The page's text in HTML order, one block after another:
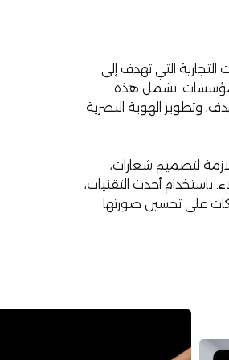
التي تهدف إلى
تشمل هذه
وتطوير الهوية البصرية
لتصميم شعارات،
باستخدام أحدث التقنيات،
على تحسين صورتها